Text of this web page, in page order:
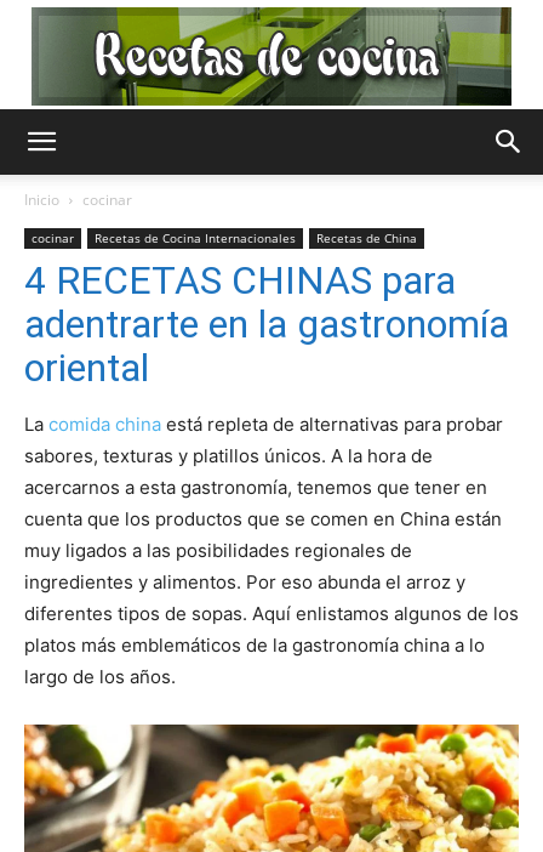
de
Gratis
|
Cocina
Inicio cocinar
cocinar Recetas de Cocina Internacionales Recetas de China
4 RECETAS CHINAS para
adentrarte en la gastronomía
oriental
La comida china está repleta de alternativas para probar
sabores, texturas y platillos únicos. A la hora de
acercarnos a esta gastronomía, tenemos que tener en
cuenta que los productos que se comen en China están
muy ligados a las posibilidades regionales de
ingredientes y alimentos. Por eso abunda el arroz y
diferentes tipos de sopas. Aquí enlistamos algunos de los
platos más emblemáticos de la gastronomía china a lo
largo de los años.